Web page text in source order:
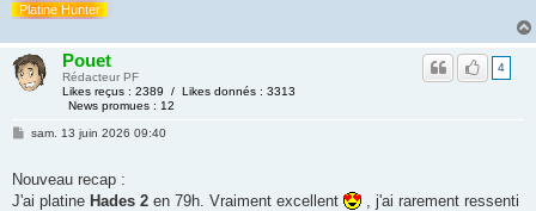
Platine Hunter
Pouet
Rédacteur PF
Likes reçus : 2389 / Likes donnés : 3313
News promues : 12
4
sam. 13 juin 2026 09:40
Nouveau recap :
J'ai platine Hades 2 en 79h. Vraiment excellent
, j'ai rarement ressenti